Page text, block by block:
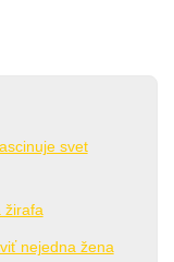
svet
žirafa
nejedna žena